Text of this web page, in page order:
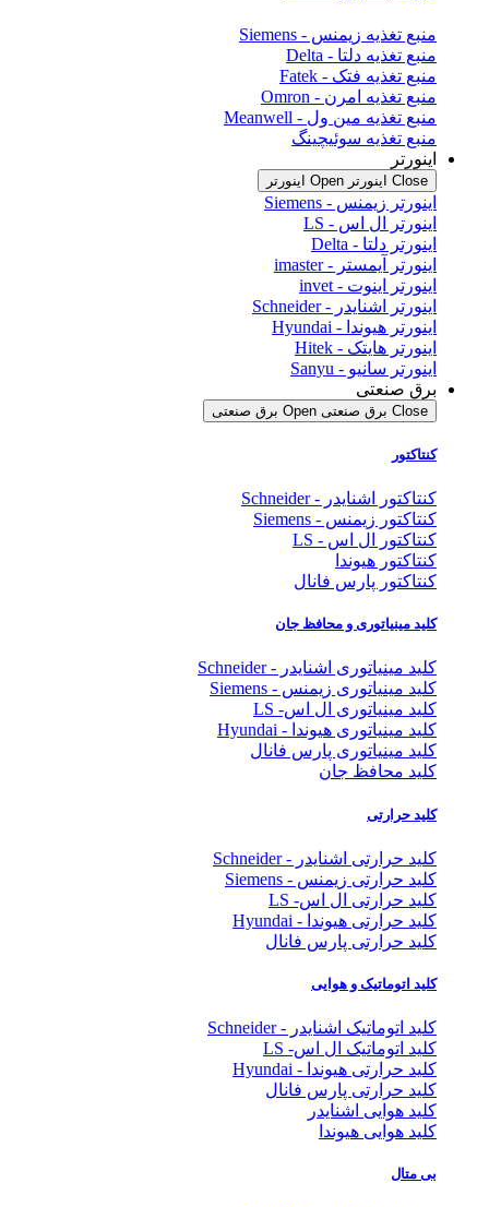
منبع تغذیه زیمنس - Siemens
منبع تغذیه دلتا - Delta
منبع تغذیه فتک - Fatek
منبع تغذیه امرن - Omron
منبع تغذیه مین ول - Meanwell
منبع تغذیه سوئیچینگ
اینورتر
Close اینورتر Open اینورتر
اینورتر زیمنس - Siemens
اینورتر ال اس - LS
اینورتر دلتا - Delta
اینورتر آیمستر - imaster
اینورتر اینوت - invet
اینورتر اشنایدر - Schneider
اینورتر هیوندا - Hyundai
اینورتر هایتک - Hitek
اینورتر سانیو - Sanyu
برق صنعتی
Close برق صنعتی Open برق صنعتی
کنتاکتور
کنتاکتور اشنایدر - Schneider
کنتاکتور زیمنس - Siemens
کنتاکتور ال اس - LS
کنتاکتور هیوندا
کنتاکتور پارس فانال
کلید مینیاتوری و محافظ جان
کلید مینیاتوری اشنایدر - Schneider
کلید مینیاتوری زیمنس - Siemens
کلید مینیاتوری ال اس- LS
کلید مینیاتوری هیوندا - Hyundai
کلید مینیاتوری پارس فانال
کلید محافظ جان
کلید حرارتی
کلید حرارتی اشنایدر - Schneider
کلید حرارتی زیمنس - Siemens
کلید حرارتی ال اس- LS
کلید حرارتی هیوندا - Hyundai
کلید حرارتی پارس فانال
کلید اتوماتیک و هوایی
کلید اتوماتیک اشنایدر - Schneider
کلید اتوماتیک ال اس- LS
کلید حرارتی هیوندا - Hyundai
کلید حرارتی پارس فانال
کلید هوایی اشنایدر
کلید هوایی هیوندا
بی متال